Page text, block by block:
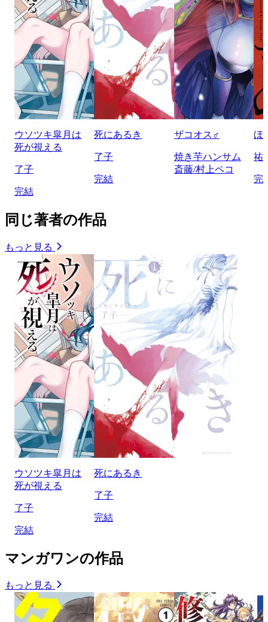
ウソツキ皐月は
死が視える
了子
完結
死にあるき
了子
完結
ザコオス♂
焼き芋ハンサム
斎藤/村上ペコ
ほ
祐
完
同じ著者の作品
もっと見る
ウソツキ皐月は
死が視える
了子
完結
死にあるき
了子
完結
マンガワンの作品
もっと見る